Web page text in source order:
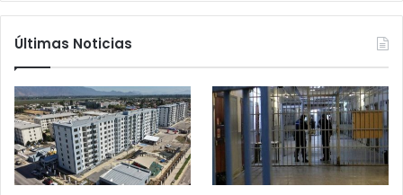
Últimas Noticias